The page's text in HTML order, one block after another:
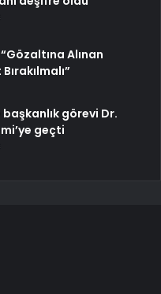
Alınan
başkanlık görevi Dr.
geçti